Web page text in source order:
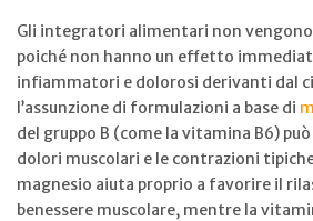
Gli integratori alimentari non
poiché non hanno un effetto
infiammatori e dolorosi derivanti dal
l’assunzione di formulazioni a base di
del gruppo B (come la vitamina B6)
dolori muscolari e le contrazioni
magnesio aiuta proprio a favorire il
benessere muscolare, mentre la